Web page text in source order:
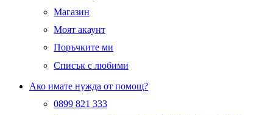
Магазин
Моят акаунт
Поръчките ми
Списък с любими
Ако имате нужда от помощ?
0899 821 333